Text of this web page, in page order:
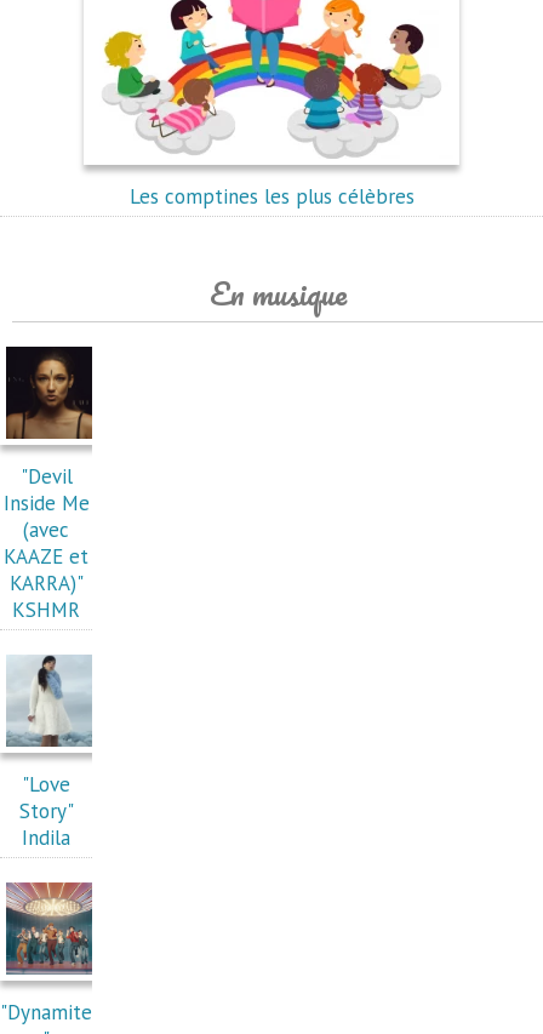
Les comptines les plus célèbres
En musique
"Devil
Inside Me
(avec
KAAZE et
KARRA)"
KSHMR
"Love
Story"
Indila
"Dynamite